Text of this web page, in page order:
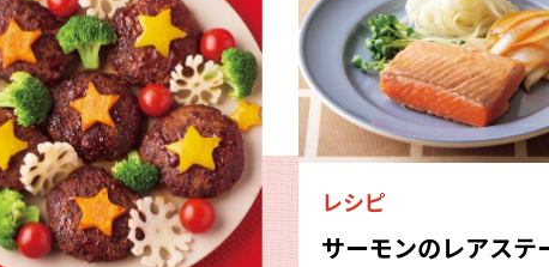
レシピ
サーモンのレアステ